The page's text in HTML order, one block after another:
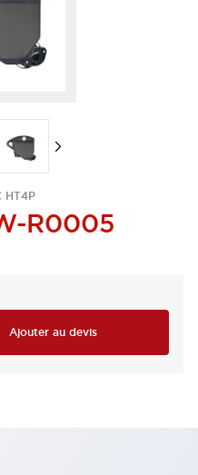
HT4P
R0005
Ajouter au devis